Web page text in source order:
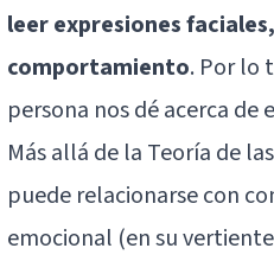
leer expresiones
comportamiento. Por lo
persona nos dé acerca de
Más allá de la Teoría de
puede relacionarse con
emocional (en su